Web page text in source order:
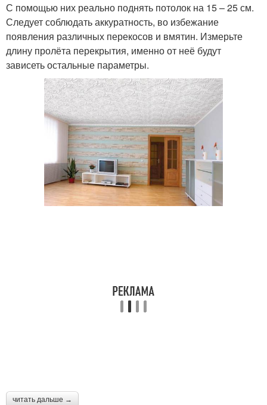
С помощью них реально поднять потолок на 15 – 25 см.
Следует соблюдать аккуратность, во избежание
появления различных перекосов и вмятин. Измерьте
длину пролёта перекрытия, именно от неё будут
зависеть остальные параметры.
читать дальше →